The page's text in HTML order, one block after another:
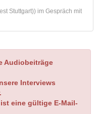
Stuttgart)) im Gespräch mit
Audiobeiträge
Interviews
eine gültige E-Mail-